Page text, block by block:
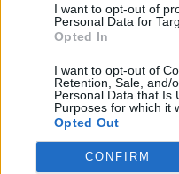
I want to opt-out of
Personal Data for
Opted In
I want to opt-out of
Retention, Sale, and/
Personal Data that Is
Purposes for which it
Opted Out
CONFIRM
Cosa fare nel
agosto a
Milanese